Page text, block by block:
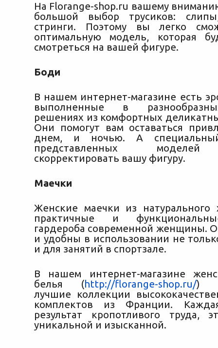
На Florange-shop.ru вашему
большой выбор трусиков:
стринги. Поэтому вы легко
оптимальную модель, которая
смотреться на вашей фигуре.
Боди
В нашем интернет-магазине есть
выполненные в
решениях из комфортных
Они помогут вам оставаться
днем, и ночью. А
представленных моделей
скорректировать вашу фигуру.
Маечки
Женские маечки из
практичные и
гардероба современной женщины.
и удобны в использовании не
и для занятий в спортзале.
В нашем интернет-магазине
белья (http://florange-shop.ru/)
лучшие коллекции
комплектов из Франции.
результат кропотливого труда,
уникальной и изысканной.